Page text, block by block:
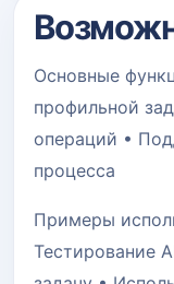
Основные
профильной
операций •
процесса
Примеры
Тестирование